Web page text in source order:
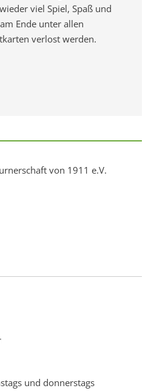
viel Spiel, Spaß und
Ende unter allen
verlost werden.
von 1911 e.V.
und donnerstags